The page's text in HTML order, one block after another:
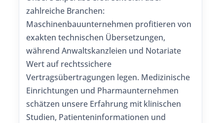
zahlreiche Branchen:
Maschinenbauunternehmen profitieren von
exakten technischen Übersetzungen,
während Anwaltskanzleien und Notariate
Wert auf rechtssichere
Vertragsübertragungen legen. Medizinische
Einrichtungen und Pharmaunternehmen
schätzen unsere Erfahrung mit klinischen
Studien, Patienteninformationen und